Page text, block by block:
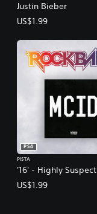
Justin Bieber
US$1.99
'16' - Highly Suspect
PS4
PISTA
US$1.99